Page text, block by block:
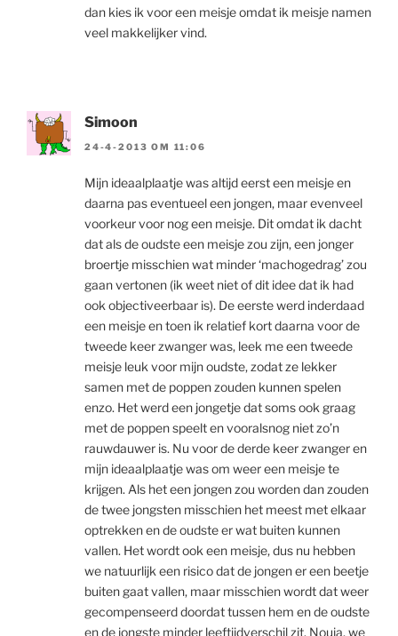
dan kies ik voor een meisje omdat ik meisje namen
veel makkelijker vind.
Simoon
24-4-2013 OM 11:06
Mijn ideaalplaatje was altijd eerst een meisje en
daarna pas eventueel een jongen, maar evenveel
voorkeur voor nog een meisje. Dit omdat ik dacht
dat als de oudste een meisje zou zijn, een jonger
broertje misschien wat minder ‘machogedrag’ zou
gaan vertonen (ik weet niet of dit idee dat ik had
ook objectiveerbaar is). De eerste werd inderdaad
een meisje en toen ik relatief kort daarna voor de
tweede keer zwanger was, leek me een tweede
meisje leuk voor mijn oudste, zodat ze lekker
samen met de poppen zouden kunnen spelen
enzo. Het werd een jongetje dat soms ook graag
met de poppen speelt en vooralsnog niet zo’n
rauwdauwer is. Nu voor de derde keer zwanger en
mijn ideaalplaatje was om weer een meisje te
krijgen. Als het een jongen zou worden dan zouden
de twee jongsten misschien het meest met elkaar
optrekken en de oudste er wat buiten kunnen
vallen. Het wordt ook een meisje, dus nu hebben
we natuurlijk een risico dat de jongen er een beetje
buiten gaat vallen, maar misschien wordt dat weer
gecompenseerd doordat tussen hem en de oudste
en de jongste minder leeftijdverschil zit. Nouja, we